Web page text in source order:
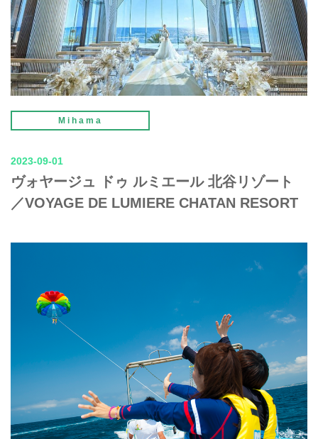
Mihama
2023-09-01
ヴォヤージュ ドゥ ルミエール 北谷リゾート
／VOYAGE DE LUMIERE CHATAN RESORT